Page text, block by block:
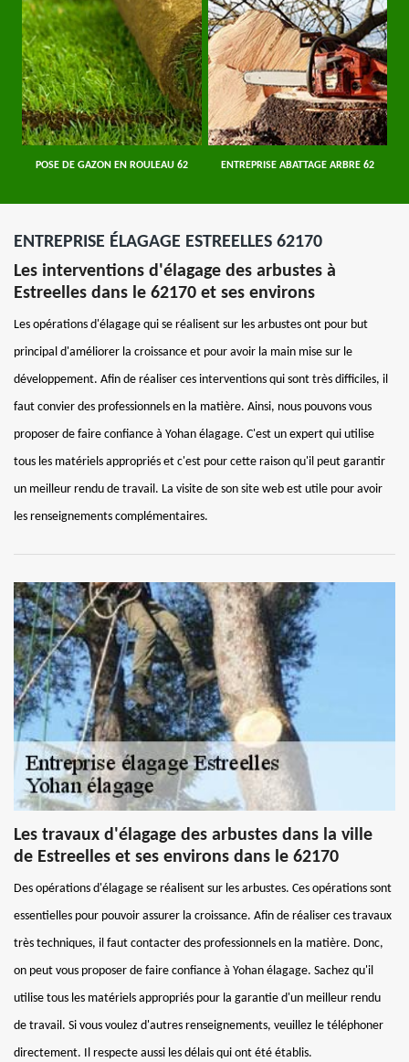
POSE DE GAZON EN ROULEAU 62 ENTREPRISE ABATTAGE ARBRE 62
ENTREPRISE ÉLAGAGE ESTREELLES 62170
Les interventions d'élagage des arbustes à
Estreelles dans le 62170 et ses environs
Les opérations d'élagage qui se réalisent sur les arbustes ont pour but
principal d'améliorer la croissance et pour avoir la main mise sur le
développement. Afin de réaliser ces interventions qui sont très difficiles, il
faut convier des professionnels en la matière. Ainsi, nous pouvons vous
proposer de faire confiance à Yohan élagage. C'est un expert qui utilise
tous les matériels appropriés et c'est pour cette raison qu'il peut garantir
un meilleur rendu de travail. La visite de son site web est utile pour avoir
les renseignements complémentaires.
Les travaux d'élagage des arbustes dans la ville
de Estreelles et ses environs dans le 62170
Des opérations d'élagage se réalisent sur les arbustes. Ces opérations sont
essentielles pour pouvoir assurer la croissance. Afin de réaliser ces travaux
très techniques, il faut contacter des professionnels en la matière. Donc,
on peut vous proposer de faire confiance à Yohan élagage. Sachez qu'il
utilise tous les matériels appropriés pour la garantie d'un meilleur rendu
de travail. Si vous voulez d'autres renseignements, veuillez le téléphoner
directement. Il respecte aussi les délais qui ont été établis.